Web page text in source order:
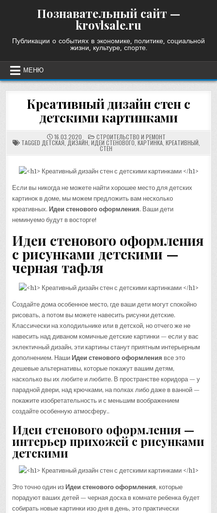
Познавательный сайт —
krovlsale.ru
Публикации о событиях в экономике, политике, социальной
жизни, культуре, спорте.
МЕНЮ
Креативный дизайн стен с
детскими картинками
16.03.2020 POSTED
IN
СТРОИТЕЛЬСТВО И РЕМОНТ
TAGGED ДЕТСКАЯ ДИЗАЙН ИДЕИ СТЕНОВОГО, КАРТИНКА, КРЕАТИВНЫЙ
СТЕН
Если вы никогда не можете найти хорошее место для детских
картинок в доме, мы можем предложить вам несколько
креативных. Идеи стенового оформления. Ваши дети
неминуемо будут в восторге!
Идеи стенового оформления
с рисунками детскими —
черная тафля
Создайте дома особенное место, где ваши дети могут спокойно
рисовать, а потом вы можете навесить рисунки детские.
Классически на холодильнике или в детской, но отчего же не
навесить над диваном комичные детские картинки — если у вас
эклектичный дизайн, эти картины станут приятным интерьерным
дополнением. НашиИдеи стенового оформления все это
дешевые альтернативы, которые покажут вашим детям,
насколько вы их любите и любите. В пространстве коридора — у
парадной двери, над крючками, на полках либо даже в ванной —
покажите изобретательность и с меньшим воображением
создайте особенную атмосферу..
Идеи стенового оформления —
интерьер прихожей с рисунками
детскими
Это точно один из Идеи стенового оформления, которые
порадуют ваших детей — черная доска в комнате ребенка будет
собирать новые картинки изо дня в день, это практически